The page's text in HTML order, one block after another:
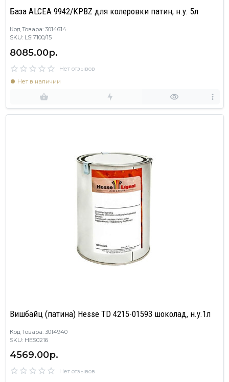
База ALCEA 9942/KPBZ для колеровки патин, н.у. 5л
Код Товара: 3014614
SKU: LSI7100/15
8085.00р.
Нет отзывов
Нет в наличии
Вишбайц (патина) Hesse TD 4215-01593 шоколад, н.у.1л
Код Товара: 3014940
SKU: HES0216
4569.00р.
Нет отзывов